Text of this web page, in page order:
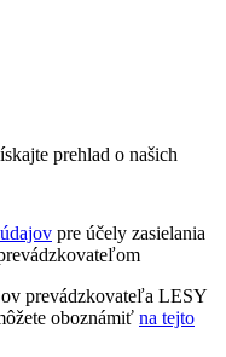
prehlad o našich
pre účely zasielania
prevádzkovateľa LESY
oboznámiť na tejto